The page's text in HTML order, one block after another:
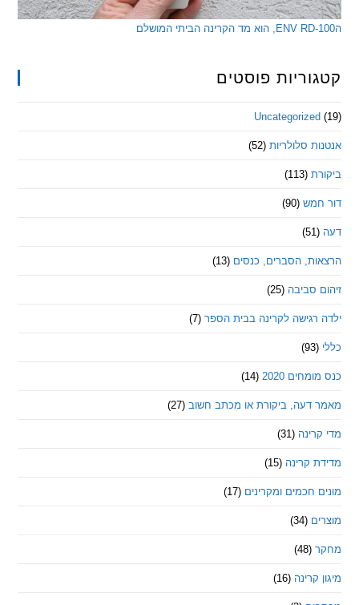
פוסטים
סלולריות (52)
(90)
הסברים, כנסים (13)
סביבה (25)
לקרינה בבית הספר (7)
2020
(14)
ביקורת או מכתב חשוב (27)
(31)
קרינה (15)
חכמים ומקרינים (17)
(16)